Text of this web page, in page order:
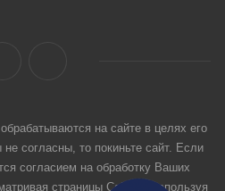
на сайте в целях его
согласны, то покиньте сайт. Если
согласием на обработку Ваших
страницы Сайта и используя